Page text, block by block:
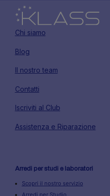
Chi siamo
Blog
Il nostro team
Contatti
Iscriviti al Club
Assistenza e Riparazione
Arredi per studi e laboratori
Scopri il nostro servizio
Arredi per Studio